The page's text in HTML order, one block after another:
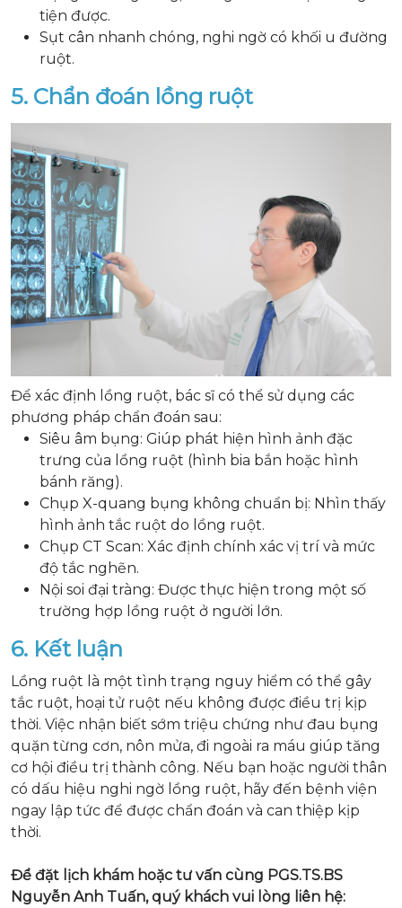
tiện được.
Sụt cân nhanh chóng, nghi ngờ có khối u đường
ruột.
5. Chẩn đoán lồng ruột
Để xác định lồng ruột, bác sĩ có thể sử dụng các
phương pháp chẩn đoán sau:
Siêu âm bụng: Giúp phát hiện hình ảnh đặc
trưng của lồng ruột (hình bia bắn hoặc hình
bánh răng).
Chụp X-quang bụng không chuẩn bị: Nhìn thấy
hình ảnh tắc ruột do lồng ruột.
Chụp CT Scan: Xác định chính xác vị trí và mức
độ tắc nghẽn.
Nội soi đại tràng: Được thực hiện trong một số
trường hợp lồng ruột ở người lớn.
6. Kết luận
Lồng ruột là một tình trạng nguy hiểm có thể gây
tắc ruột, hoại tử ruột nếu không được điều trị kịp
thời. Việc nhận biết sớm triệu chứng như đau bụng
quặn từng cơn, nôn mửa, đi ngoài ra máu giúp tăng
cơ hội điều trị thành công. Nếu bạn hoặc người thân
có dấu hiệu nghi ngờ lồng ruột, hãy đến bệnh viện
ngay lập tức để được chẩn đoán và can thiệp kịp
thời.
Để đặt lịch khám hoặc tư vấn cùng PGS.TS.BS
Nguyễn Anh Tuấn, quý khách vui lòng liên hệ: